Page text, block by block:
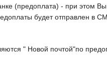
(предоплата) - при этом
будет отправлен в
" Новой почтой"по